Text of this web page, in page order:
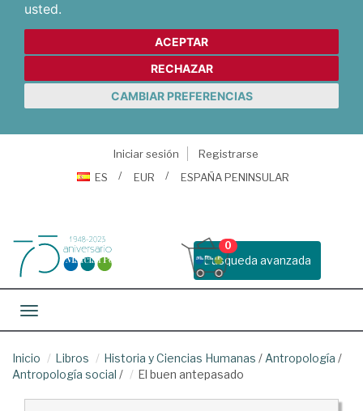
usted.
ACEPTAR
RECHAZAR
CAMBIAR PREFERENCIAS
Iniciar sesión
Registrarse
ES
EUR ESPAÑA PENINSULAR
Busqueda avanzada
0
Toggle navigation
Inicio Libros Historia y Ciencias Humanas / Antropología /
Antropología social / El buen antepasado